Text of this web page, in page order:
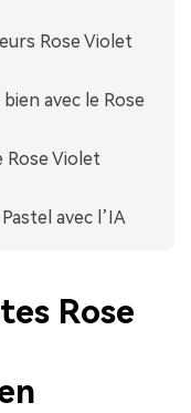
Rose Violet
avec le Rose
Violet
avec l’IA
Rose